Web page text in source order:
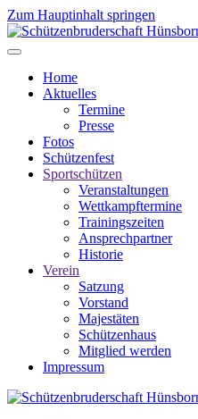
Zum Hauptinhalt springen
Home
Aktuelles
Termine
Presse
Fotos
Schützenfest
Sportschützen
Veranstaltungen
Wettkampftermine
Trainingszeiten
Ansprechpartner
Historie
Verein
Satzung
Vorstand
Majestäten
Schützenhaus
Mitglied werden
Impressum